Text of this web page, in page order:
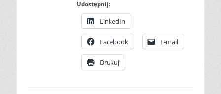
Udostępnij:
LinkedIn
Facebook E-mail
Drukuj